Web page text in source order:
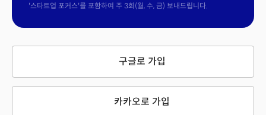
'스타트업 포커스'를 포함하여 주 3회(월, 수, 금) 보내드립니다.
구글로 가입
카카오로 가입